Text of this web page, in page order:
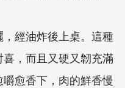
經油炸後上桌。這種
，而且又硬又韌充滿
愈香下，肉的鮮香慢